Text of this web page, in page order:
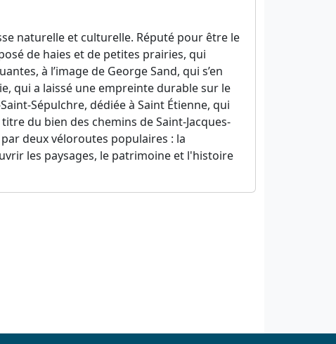
naturelle et culturelle. Réputé pour être le
de haies et de petites prairies, qui
à l’image de George Sand, qui s’en
qui a laissé une empreinte durable sur le
Sépulchre, dédiée à Saint Étienne, qui
du bien des chemins de Saint-Jacques-
deux véloroutes populaires : la
les paysages, le patrimoine et l'histoire